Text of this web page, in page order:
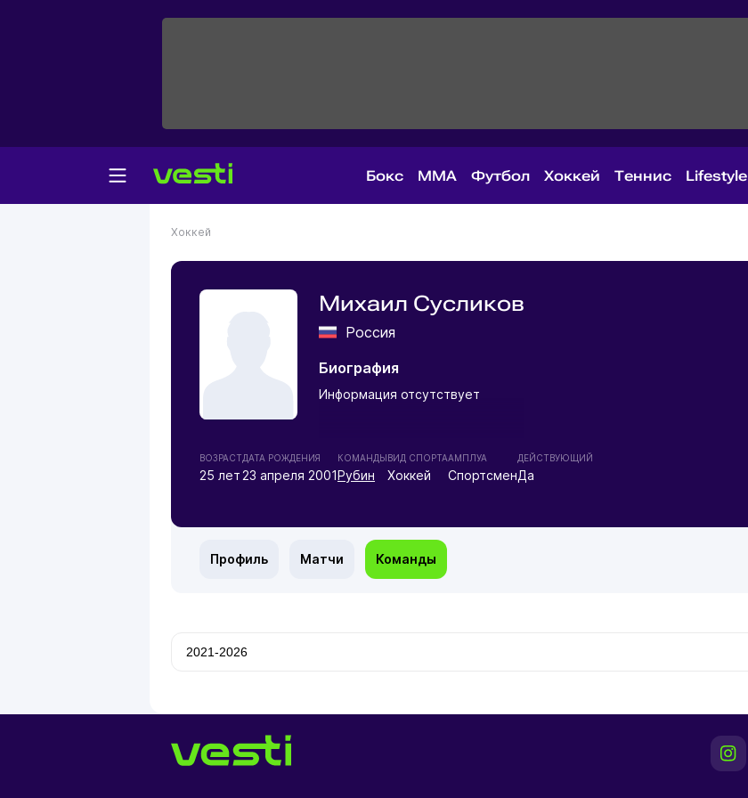
Бокс MMA Футбол Хоккей Теннис Lifestyle
Хоккей
Михаил Сусликов
Россия
Биография
Информация отсутствует
ВОЗРАСТ
25 лет
ДАТА РОЖДЕНИЯ
23 апреля 2001
КОМАНДЫ
Рубин
ВИД СПОРТА
Хоккей
АМПЛУА
Спортсмен
ДЕЙСТВУЮЩИЙ
Да
Профиль Матчи Команды